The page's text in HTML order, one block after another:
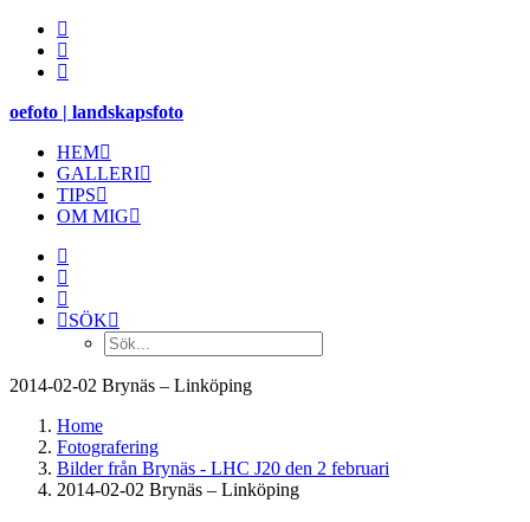
oefoto | landskapsfoto
HEM
GALLERI
TIPS
OM MIG
SÖK
2014-02-02 Brynäs – Linköping
Home
Fotografering
Bilder från Brynäs - LHC J20 den 2 februari
2014-02-02 Brynäs – Linköping